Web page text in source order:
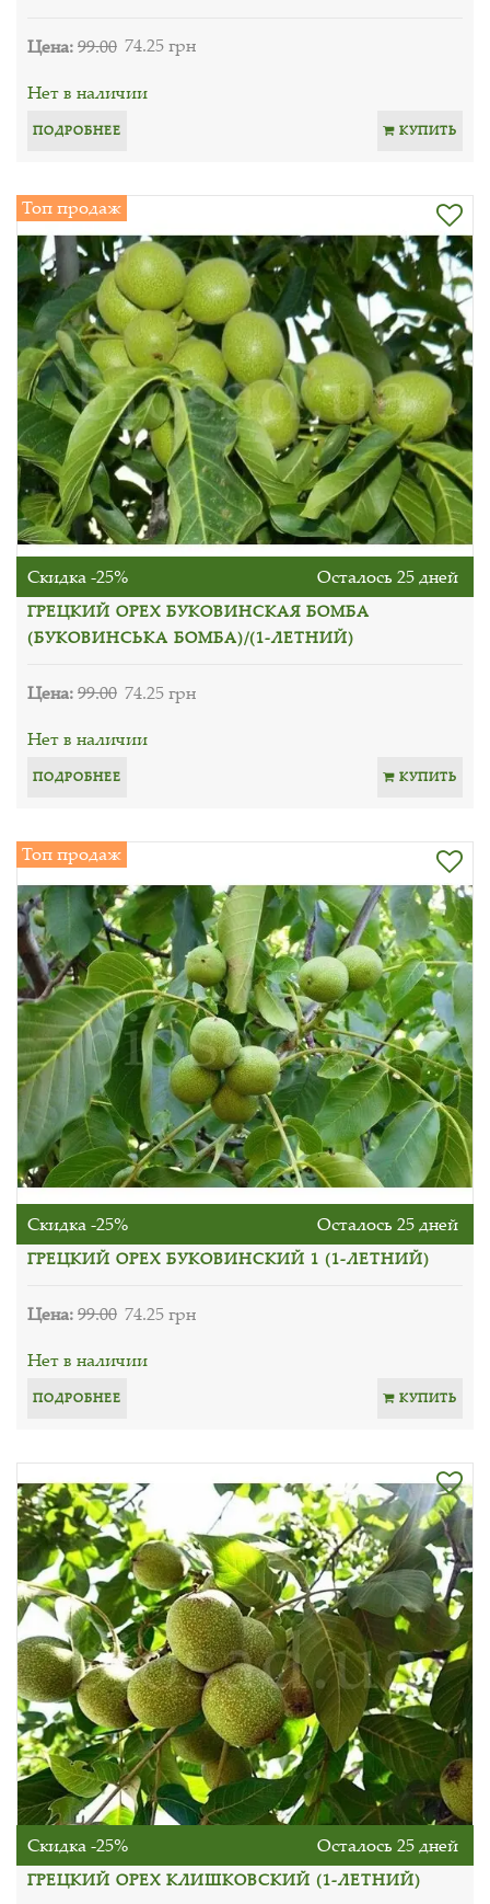
Цена:99.00 74.25 грн
Нет в наличии
ПОДРОБНЕЕ КУПИТЬ
Топ продаж
Скидка -25% Осталось 25 дней
ГРЕЦКИЙ ОРЕХ БУКОВИНСКАЯ БОМБА
(БУКОВИНСЬКА БОМБА)/(1-ЛЕТНИЙ)
Цена:99.00 74.25 грн
Нет в наличии
ПОДРОБНЕЕ КУПИТЬ
Топ продаж
Скидка -25% Осталось 25 дней
ГРЕЦКИЙ ОРЕХ БУКОВИНСКИЙ 1 (1-ЛЕТНИЙ)
Цена:99.00 74.25 грн
Нет в наличии
ПОДРОБНЕЕ КУПИТЬ
Скидка -25% Осталось 25 дней
ГРЕЦКИЙ ОРЕХ КЛИШКОВСКИЙ (1-ЛЕТНИЙ)